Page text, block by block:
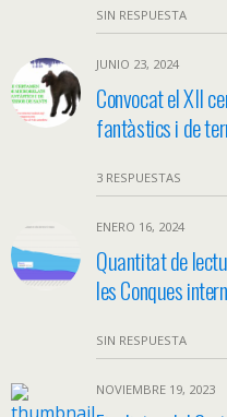
SIN RESPUESTA
JUNIO 23, 2024
Convocat el XII
fantàstics i de
3 RESPUESTAS
ENERO 16, 2024
Quantitat de
les Conques
SIN RESPUESTA
NOVIEMBRE 19, 2023